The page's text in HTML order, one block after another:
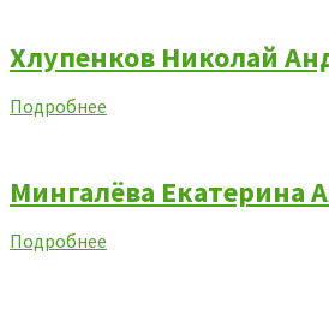
Хлупенков Николай
Подробнее
Мингалёва Екатерина
Подробнее